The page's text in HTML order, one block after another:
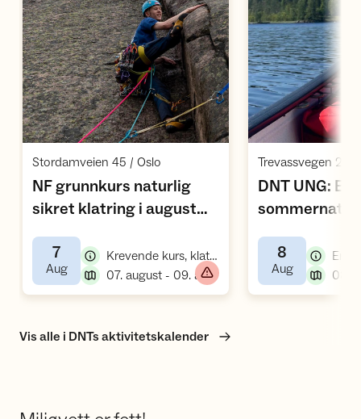
Åpne aktivitet
Stordamveien 45 / Oslo
NF grunnkurs naturlig
sikret klatring i august
(tradkurs) (FJ26)
7
Aug,
Krevende kurs, klatrekurs
07. august - 09. august
Trevassvegen 259
DNT UNG: En
sommernatt
.. (kano &
8
Aug,
Vis alle i DNTs aktivitetskalender